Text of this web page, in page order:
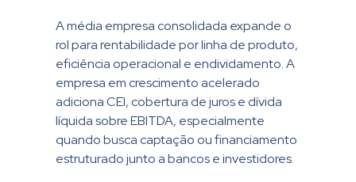
A média empresa consolidada expande o
rol para rentabilidade por linha de produto,
eficiência operacional e endividamento. A
empresa em crescimento acelerado
adiciona CEI, cobertura de juros e dívida
líquida sobre EBITDA, especialmente
quando busca captação ou financiamento
estruturado junto a bancos e investidores.